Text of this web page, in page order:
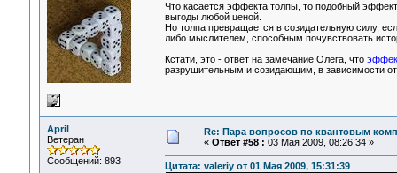
Что касается эффекта толпы, то подобный
выгоды любой ценой.
Но толпа превращается в созидательную силу,
либо мыслителем, способным почувствовать
Кстати, это - ответ на замечание Олега, что
разрушительным и созидающим, в зависимости
April
Ветеран
Сообщений: 893
Re: Пара вопросов по квантовым
« Ответ #58 : 03 Мая 2009, 08:26:34 »
Цитата: valeriy от 01 Мая 2009, 15:31:39